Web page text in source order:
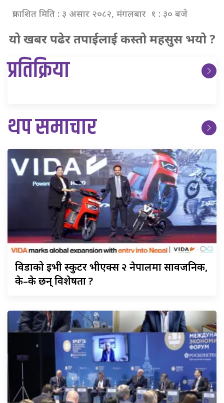
प्रकाशित मिति : ३ असार २०८२, मंगलबार १ : ३० बजे
यो खबर पढेर तपाईलाई कस्तो महसुस भयो ?
प्रतिक्रिया
थप समाचार
विडाकोईभी स्कुटर भीएक्स २ नेपालमा सार्वजनिक,
के–के छन् विशेषता ?